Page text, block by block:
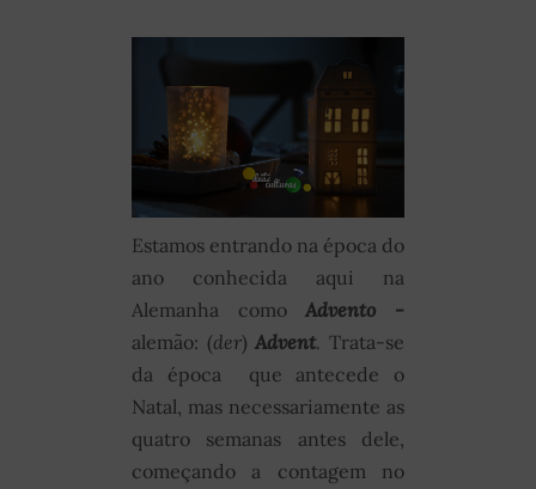
Estamos entrando na época do
ano conhecida aqui na
Alemanha comoAdvento -
alemão: (der)Advent. Trata-se
da época que antecede o
Natal, mas necessariamente as
quatro semanas antes dele,
começando a contagem no